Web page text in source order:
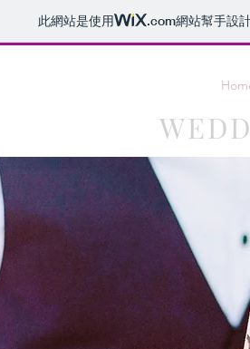
此網站是使用 .com網站幫手設